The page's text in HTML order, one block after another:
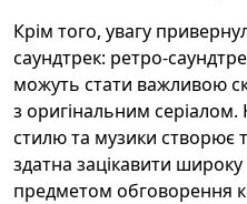
Крім того, увагу
саундтрек: ретро-
можуть стати важливою
з оригінальним серіалом.
стилю та музики створює
здатна зацікавити
предметом обговорення